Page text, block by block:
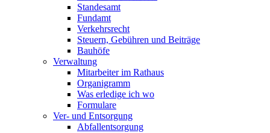
Standesamt
Fundamt
Verkehrsrecht
Steuern, Gebühren und Beiträge
Bauhöfe
Verwaltung
Mitarbeiter im Rathaus
Organigramm
Was erledige ich wo
Formulare
Ver- und Entsorgung
Abfallentsorgung